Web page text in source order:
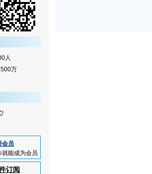
人
万
!
会员
就能成为会员
订阅